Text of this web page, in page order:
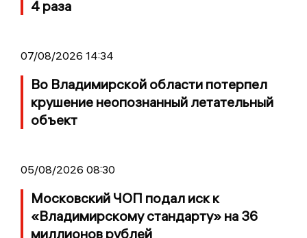
4 раза
07/08/2026 14:34
Во Владимирской области потерпел
крушение неопознанный летательный
объект
05/08/2026 08:30
Московский ЧОП подал иск к
«Владимирскому стандарту» на 36
миллионов рублей